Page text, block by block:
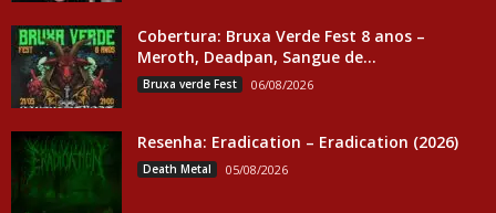
Cobertura: Bruxa Verde Fest 8 anos –
Meroth, Deadpan, Sangue de...
Bruxa verde Fest 06/08/2026
Resenha: Eradication – Eradication (2026)
Death Metal 05/08/2026